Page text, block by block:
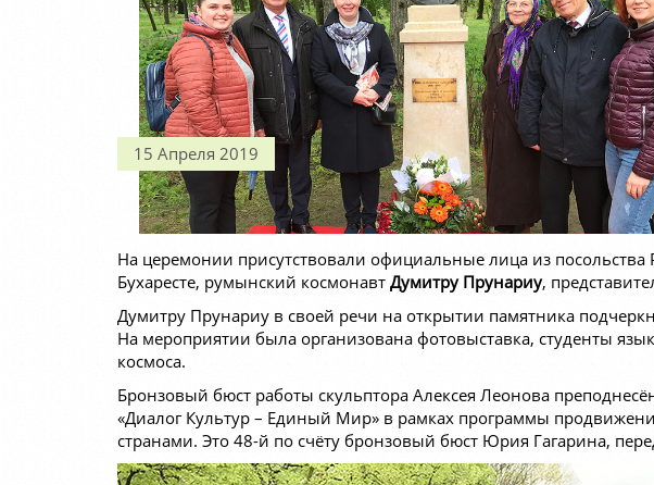
15 Апреля 2019
На церемонии присутствовали официальные лица из
Бухаресте, румынский космонавт Думитру Прунариу,
Думитру Прунариу в своей речи на открытии памятника
На мероприятии была организована фотовыставка, студенты
космоса.
Бронзовый бюст работы скульптора Алексея Леонова
«Диалог Культур – Единый Мир» в рамках программы
странами. Это 48-й по счёту бронзовый бюст Юрия Гагарина,